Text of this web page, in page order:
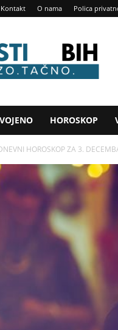
Kontakt O nama Polica
HOROSKOP
HOROSKOP ZA 3.